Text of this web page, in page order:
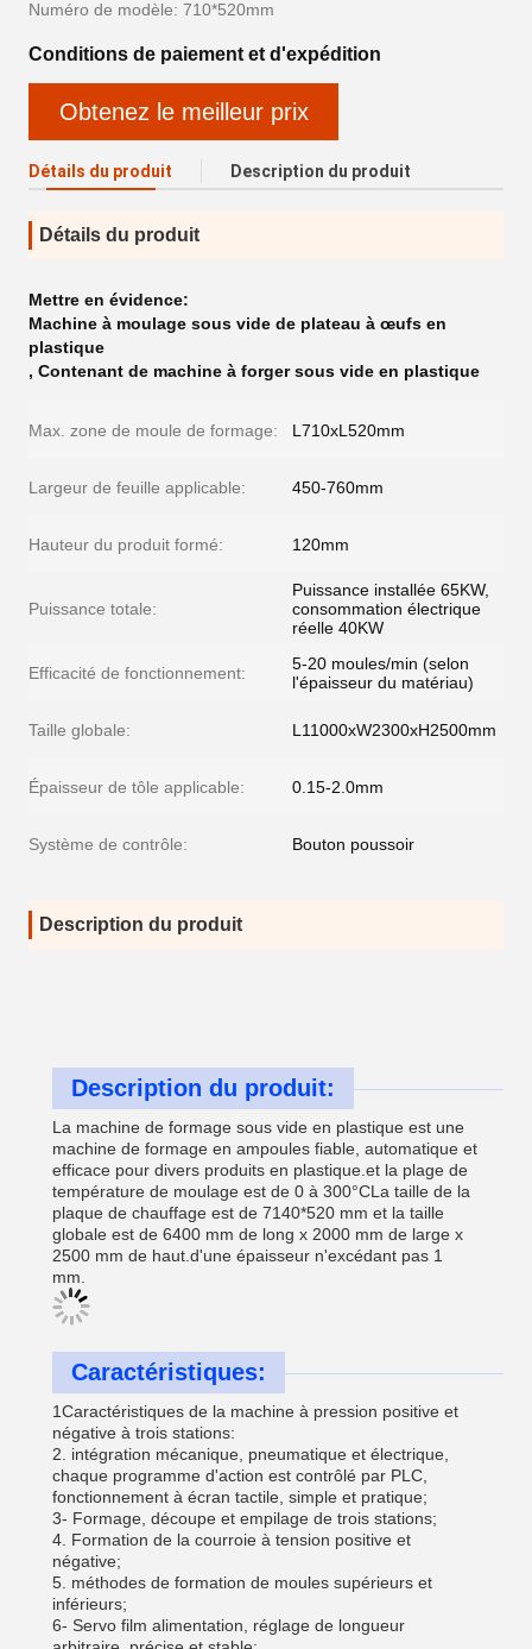
Numéro de modèle: 710*520mm
Conditions de paiement et d'expédition
Obtenez le meilleur prix
Détails du produit Description du produit
Détails du produit
Mettre en évidence:
Machine à moulage sous vide de plateau à œufs en
plastique
, Contenant de machine à forger sous vide en plastique
Max. zone de moule de formage: L710xL520mm
Largeur de feuille applicable: 450-760mm
Hauteur du produit formé: 120mm
Puissance totale:
Puissance installée 65KW,
consommation électrique
réelle 40KW
Efficacité de fonctionnement:
5-20 moules/min (selon
l'épaisseur du matériau)
Taille globale: L11000xW2300xH2500mm
Épaisseur de tôle applicable: 0.15-2.0mm
Système de contrôle: Bouton poussoir
Description du produit
Description du produit:
La machine de formage sous vide en plastique est une
machine de formage en ampoules fiable, automatique et
efficace pour divers produits en plastique.et la plage de
température de moulage est de 0 à 300°CLa taille de la
plaque de chauffage est de 7140*520 mm et la taille
globale est de 6400 mm de long x 2000 mm de large x
2500 mm de haut.d'une épaisseur n'excédant pas 1
mm.
Caractéristiques:
1Caractéristiques de la machine à pression positive et
négative à trois stations:
2. intégration mécanique, pneumatique et électrique,
chaque programme d'action est contrôlé par PLC,
fonctionnement à écran tactile, simple et pratique;
3- Formage, découpe et empilage de trois stations;
4. Formation de la courroie à tension positive et
négative;
5. méthodes de formation de moules supérieurs et
inférieurs;
6- Servo film alimentation, réglage de longueur